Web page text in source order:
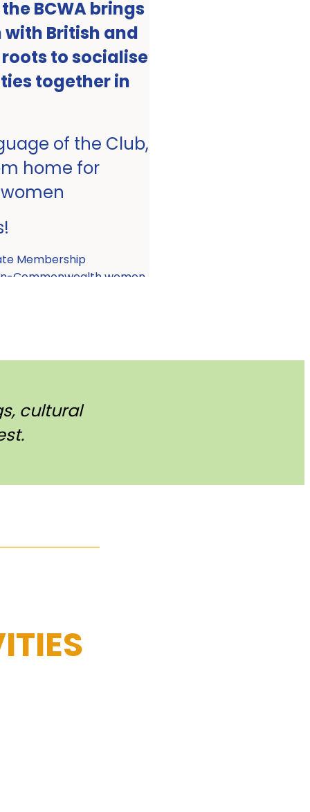
BCWA brings
British and
to socialise
together in
of the Club,
home for
Membership
Commonwealth women.
cultural